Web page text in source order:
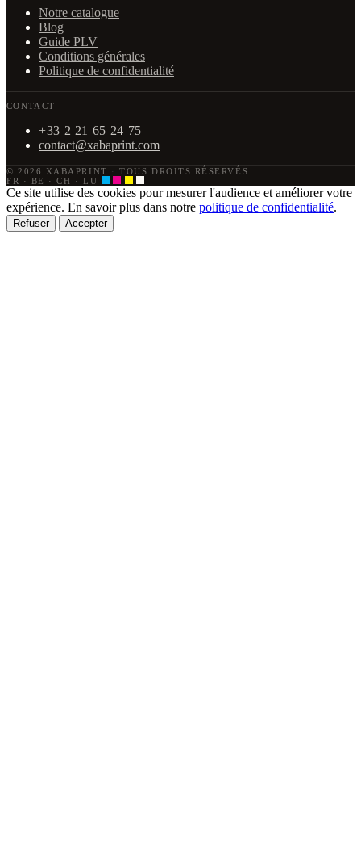
Notre catalogue
Blog
Guide PLV
Conditions générales
Politique de confidentialité
CONTACT
+33 2 21 65 24 75
contact@xabaprint.com
© 2026 XABAPRINT ·
TOUS DROITS RÉSERVÉS
FR · BE · CH · LU
Ce site utilise des cookies pour mesurer l'audience et améliorer votre
expérience. En savoir plus dans notre politique de confidentialité.
Refuser Accepter